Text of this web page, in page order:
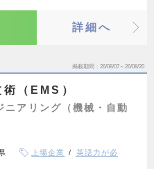
詳細へ
掲載期間 26/08/07～26/08/20
術（EMS）
ニアリング（機械・自動
上場企業
英語力が必